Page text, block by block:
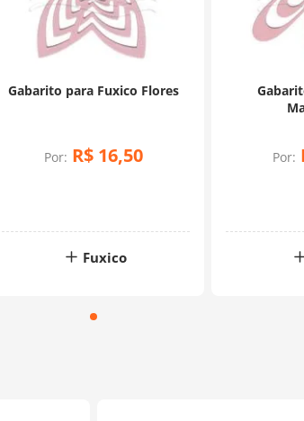
Gabarito para Fuxico Flores
Por: R$ 16,50
Fuxico
Por: